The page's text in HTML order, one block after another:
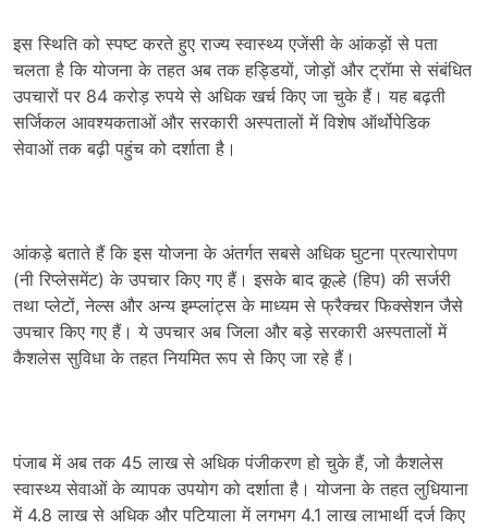
इस स्थिति को स्पष्ट करते हुए राज्य स्वास्थ्य एजेंसी के आंकड़ों से पता
चलता है कि योजना के तहत अब तक हड्डियों, जोड़ों और ट्रॉमा से संबंधित
उपचारों पर 84 करोड़ रुपये से अधिक खर्च किए जा चुके हैं। यह बढ़ती
सर्जिकल आवश्यकताओं और सरकारी अस्पतालों में विशेष ऑर्थोपेडिक
सेवाओं तक बढ़ी पहुंच को दर्शाता है।
आंकड़े बताते हैं कि इस योजना के अंतर्गत सबसे अधिक घुटना प्रत्यारोपण
(नी रिप्लेसमेंट) के उपचार किए गए हैं। इसके बाद कूल्हे (हिप) की सर्जरी
तथा प्लेटों, नेल्स और अन्य इम्प्लांट्स के माध्यम से फ्रैक्चर फिक्सेशन जैसे
उपचार किए गए हैं। ये उपचार अब जिला और बड़े सरकारी अस्पतालों में
कैशलेस सुविधा के तहत नियमित रूप से किए जा रहे हैं।
पंजाब में अब तक 45 लाख से अधिक पंजीकरण हो चुके हैं, जो कैशलेस
स्वास्थ्य सेवाओं के व्यापक उपयोग को दर्शाता है। योजना के तहत लुधियाना
में 4.8 लाख से अधिक और पटियाला में लगभग 4.1 लाख लाभार्थी दर्ज किए